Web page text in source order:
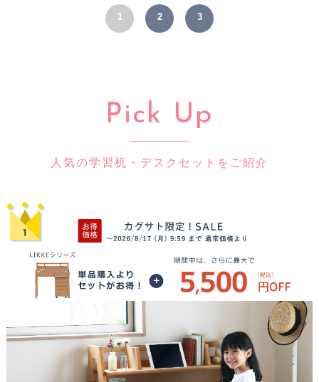
1 2 3
Pick Up
人気の学習机・デスクセットをご紹介